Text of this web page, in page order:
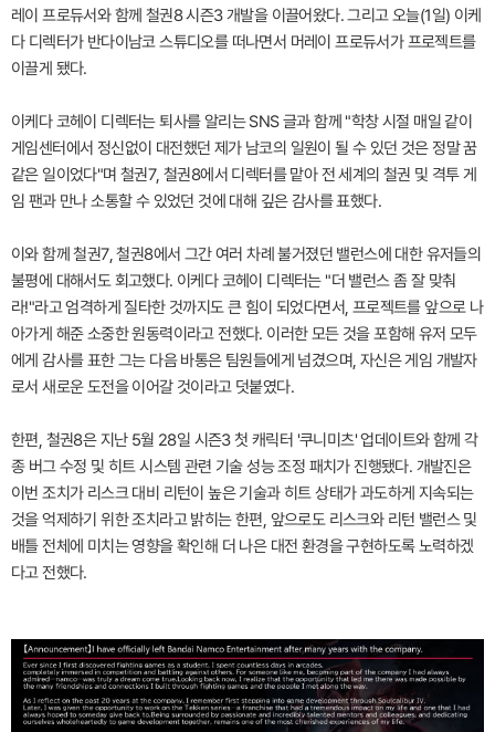
레이 프로듀서와 함께 철권8 시즌3 개발을 이끌어왔다. 그리고 오늘(1일) 이케
다 디렉터가 반다이남코 스튜디오를 떠나면서 머레이 프로듀서가 프로젝트를
이끌게 됐다.
이케다 코헤이 디렉터는 퇴사를 알리는 SNS 글과 함께 "학창 시절 매일 같이
게임센터에서 정신없이 대전했던 제가 남코의 일원이 될 수 있던 것은 정말 꿈
같은 일이었다"며 철권7, 철권8에서 디렉터를 맡아 전 세계의 철권 및 격투 게
임 팬과 만나 소통할 수 있었던 것에 대해 깊은 감사를 표했다.
이와 함께 철권7, 철권8에서 그간 여러 차례 불거졌던 밸런스에 대한 유저들의
불평에 대해서도 회고했다. 이케다 코헤이 디렉터는 "더 밸런스 좀 잘 맞춰
라!"라고 엄격하게 질타한 것까지도 큰 힘이 되었다면서, 프로젝트를 앞으로 나
아가게 해준 소중한 원동력이라고 전했다. 이러한 모든 것을 포함해 유저 모두
에게 감사를 표한 그는 다음 바통은 팀원들에게 넘겼으며, 자신은 게임 개발자
로서 새로운 도전을 이어갈 것이라고 덧붙였다.
한편, 철권8은 지난 5월 28일 시즌3 첫 캐릭터 '쿠니미츠' 업데이트와 함께 각
종 버그 수정 및 히트 시스템 관련 기술 성능 조정 패치가 진행됐다. 개발진은
이번 조치가 리스크 대비 리턴이 높은 기술과 히트 상태가 과도하게 지속되는
것을 억제하기 위한 조치라고 밝히는 한편, 앞으로도 리스크와 리턴 밸런스 및
배틀 전체에 미치는 영향을 확인해 더 나은 대전 환경을 구현하도록 노력하겠
다고 전했다.